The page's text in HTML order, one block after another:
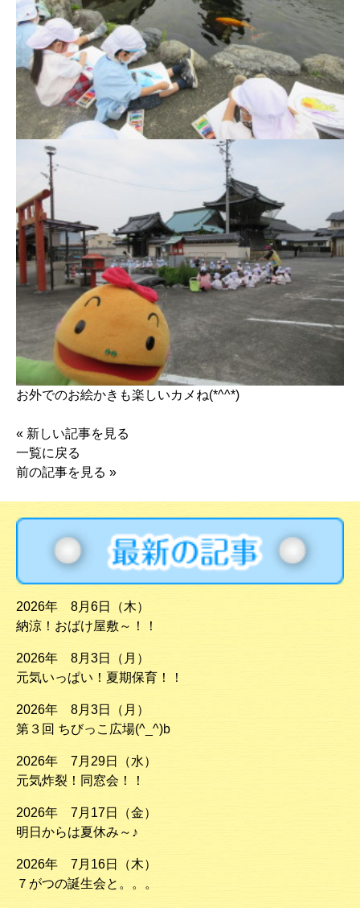
お外でのお絵かきも楽しいカメね(*^^*)
« 新しい記事を見る
一覧に戻る
前の記事を見る »
2026年 8月6日（木）
納涼！おばけ屋敷～！！
2026年 8月3日（月）
元気いっぱい！夏期保育！！
2026年 8月3日（月）
第３回 ちびっこ広場(^_^)b
2026年 7月29日（水）
元気炸裂！同窓会！！
2026年 7月17日（金）
明日からは夏休み～♪
2026年 7月16日（木）
７がつの誕生会と。。。